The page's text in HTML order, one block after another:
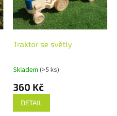
Traktor se světly
Skladem (>5 ks)
360 Kč
DETAIL